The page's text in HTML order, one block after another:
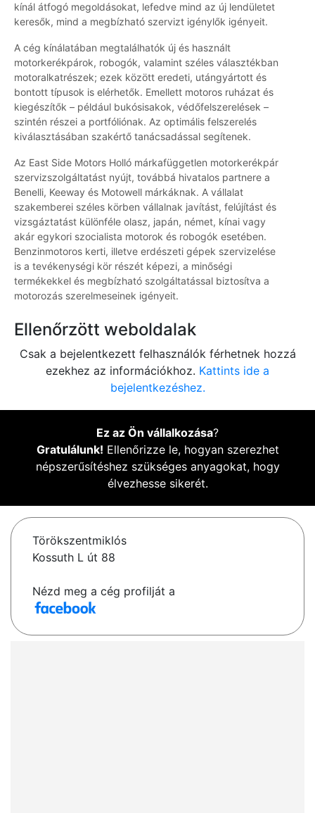
kínál átfogó megoldásokat, lefedve mind az új lendületet
keresők, mind a megbízható szervizt igénylők igényeit.
A cég kínálatában megtalálhatók új és használt
motorkerékpárok, robogók, valamint széles választékban
motoralkatrészek; ezek között eredeti, utángyártott és
bontott típusok is elérhetők. Emellett motoros ruházat és
kiegészítők – például bukósisakok, védőfelszerelések –
szintén részei a portfóliónak. Az optimális felszerelés
kiválasztásában szakértő tanácsadással segítenek.
Az East Side Motors Holló márkafüggetlen motorkerékpár
szervizszolgáltatást nyújt, továbbá hivatalos partnere a
Benelli, Keeway és Motowell márkáknak. A vállalat
szakemberei széles körben vállalnak javítást, felújítást és
vizsgáztatást különféle olasz, japán, német, kínai vagy
akár egykori szocialista motorok és robogók esetében.
Benzinmotoros kerti, illetve erdészeti gépek szervizelése
is a tevékenységi kör részét képezi, a minőségi
termékekkel és megbízható szolgáltatással biztosítva a
motorozás szerelmeseinek igényeit.
Ellenőrzött weboldalak
Csak a bejelentkezett felhasználók férhetnek hozzá
ezekhez az információkhoz. Kattints ide a
bejelentkezéshez.
Ez az Ön vállalkozása?
Gratulálunk! Ellenőrizze le, hogyan szerezhet
népszerűsítéshez szükséges anyagokat, hogy
élvezhesse sikerét.
Törökszentmiklós
Kossuth L út 88
Nézd meg a cég profilját a